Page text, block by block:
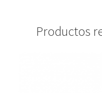
Productos